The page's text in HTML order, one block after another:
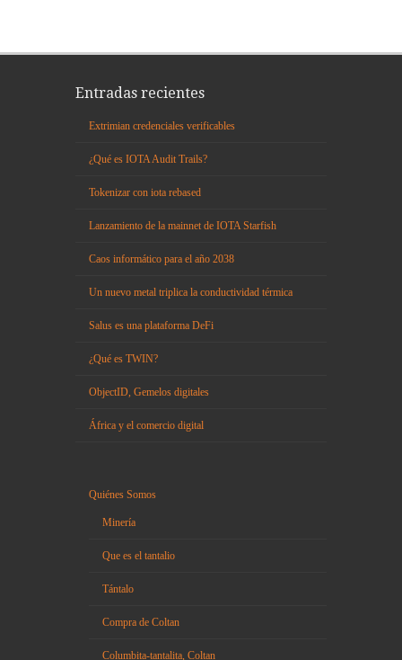
Entradas recientes
Extrimian credenciales verificables
¿Qué es IOTA Audit Trails?
Tokenizar con iota rebased
Lanzamiento de la mainnet de IOTA Starfish
Caos informático para el año 2038
Un nuevo metal triplica la conductividad térmica
Salus es una plataforma DeFi
¿Qué es TWIN?
ObjectID, Gemelos digitales
África y el comercio digital
Quiénes Somos
Minería
Que es el tantalio
Tántalo
Compra de Coltan
Columbita-tantalita, Coltan